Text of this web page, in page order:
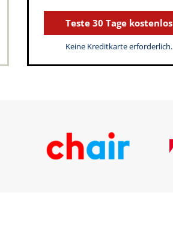
Teste 30 Tage kostenlos
Keine Kreditkarte erforderlich.